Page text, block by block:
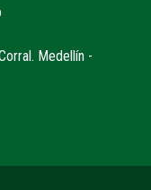
Medellín -